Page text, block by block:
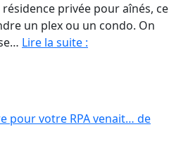
privée pour aînés, ce
un plex ou un condo. On
Lire la suite :
où
pour votre RPA venait… de